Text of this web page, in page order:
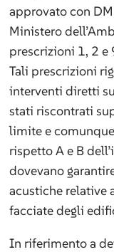
approvato con
Ministero
prescrizioni 1, 2
Tali prescrizioni
interventi diretti
stati riscontrati
limite e
rispetto A e B
dovevano
acustiche relative
facciate degli
In riferimento a